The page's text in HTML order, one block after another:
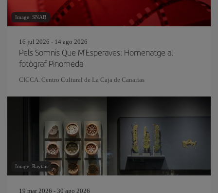
Image: SNAB
16 jul 2026 - 14 ago 2026
Pels Somnis Que M’Esperaves: Homenatge al
fotògraf Pinomeda
CICCA. Centro Cultural de La Caja de Canarias
Image: Raytan
19 mar 2026 - 30 ago 2026